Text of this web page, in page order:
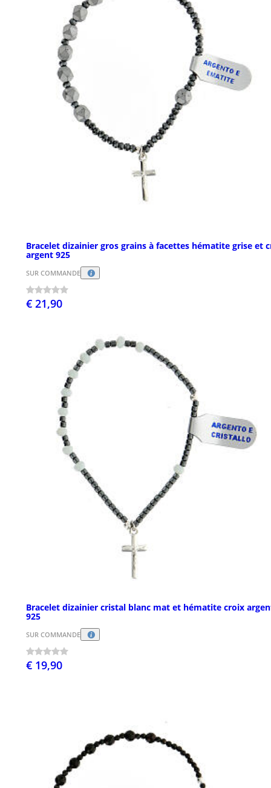
Bracelet dizainier gros grains à facettes hématite grise et
argent 925
SUR COMMANDE
€ 21,90
Bracelet dizainier cristal blanc mat et hématite croix
925
SUR COMMANDE
€ 19,90